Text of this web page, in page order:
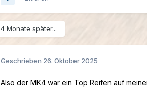
4 Monate später...
Geschrieben 26. Oktober 2025
Also der MK4 war ein Top Reifen auf